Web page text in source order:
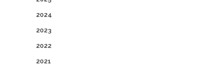
2024
2023
2022
2021